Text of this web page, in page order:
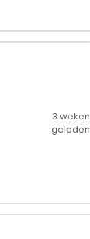
3 weken
geleden